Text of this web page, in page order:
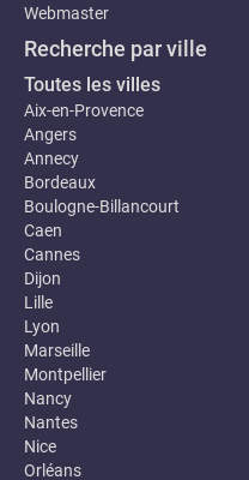
Webmaster
Recherche par ville
Toutes les villes
Aix-en-Provence
Angers
Annecy
Bordeaux
Boulogne-Billancourt
Caen
Cannes
Dijon
Lille
Lyon
Marseille
Montpellier
Nancy
Nantes
Nice
Orléans